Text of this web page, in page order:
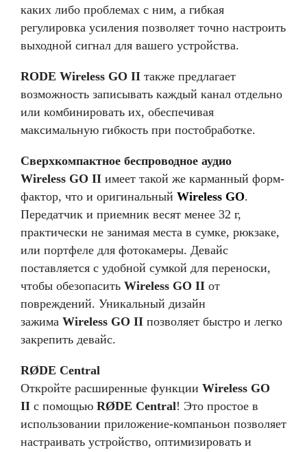
каких либо проблемах с ним, а гибкая
регулировка усиления позволяет точно настроить
выходной сигнал для вашего устройства.
RODE Wireless GO II также предлагает
возможность записывать каждый канал отдельно
или комбинировать их, обеспечивая
максимальную гибкость при постобработке.
Сверхкомпактное беспроводное аудио
Wireless GO II имеет такой же карманный форм-
фактор, что и оригинальный Wireless GO.
Передатчик и приемник весят менее 32 г,
практически не занимая места в сумке, рюкзаке,
или портфеле для фотокамеры. Девайс
поставляется с удобной сумкой для переноски,
чтобы обезопасить Wireless GO II от
повреждений. Уникальный дизайн
зажима Wireless GO II позволяет быстро и легко
закрепить девайс.
RØDE Central
Откройте расширенные функции Wireless GO
II с помощью RØDE Central! Это простое в
использовании приложение-компаньон позволяет
настраивать устройство, оптимизировать и